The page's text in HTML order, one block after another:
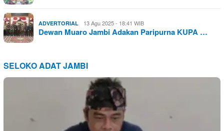
ADVERTORIAL 13 Agu 2025 - 18:41 WIB
Dewan Muaro Jambi Adakan Paripurna KUPA …
SELOKO ADAT JAMBI